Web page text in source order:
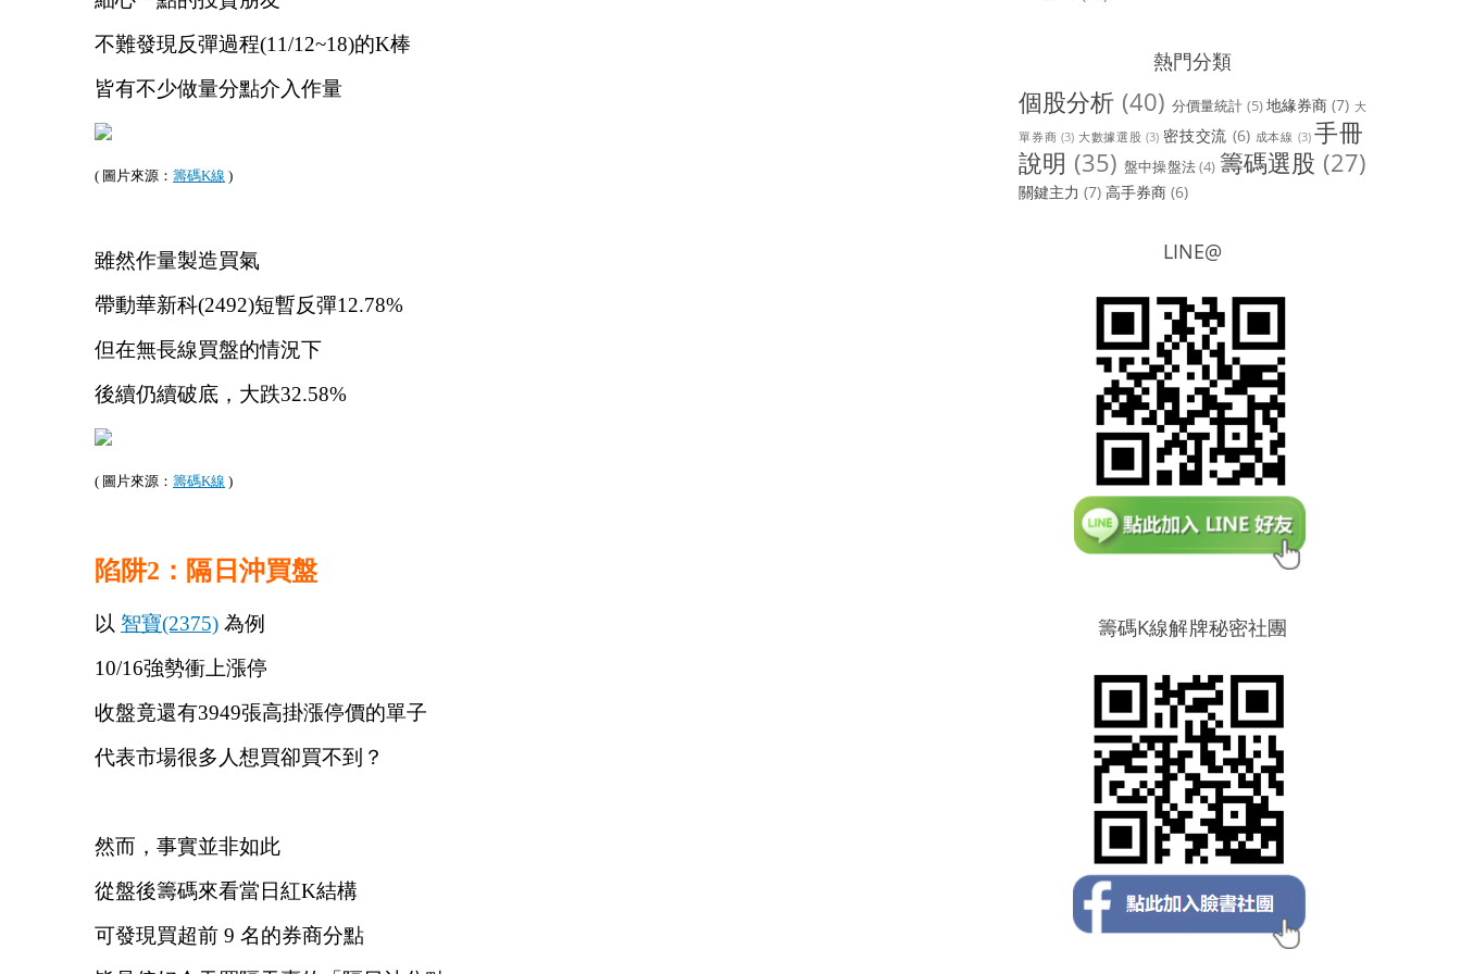
不難發現反彈過程(11/12~18)的K棒
皆有不少做量分點介入作量
( 圖片來源： 籌碼K線 )
雖然作量製造買氣
帶動華新科(2492)短暫反彈12.78%
但在無長線買盤的情況下
後續仍續破底，大跌32.58%
( 圖片來源： 籌碼K線 )
陷阱2：隔日沖買盤
以 智寶(2375) 為例
10/16強勢衝上漲停
收盤竟還有3949張高掛漲停價的單子
代表市場很多人想買卻買不到？
然而，事實並非如此
從盤後籌碼來看當日紅K結構
可發現買超前 9 名的券商分點
熱門分類
個股分析 (40) 分價量統計 (5)地緣券商 (7) 大
單券商 (3) 大數據選股 (3) 密技交流 (6) 成本線 (3) 手冊
說明 (35) 盤中操盤法(4) 籌碼選股 (27)
關鍵主力 (7) 高手券商 (6)
LINE@
籌碼K線解牌秘密社團